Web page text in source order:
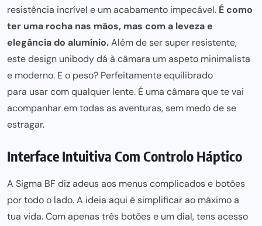
resistência incrível e um acabamento impecável. É como
ter uma rocha nas mãos, mas com a leveza e
elegância do alumínio.Além de ser super resistente,
estedesign unibody dá à câmara um aspeto minimalista
e moderno. E o peso? Perfeitamente equilibrado
para usarcom qualquer lente. É uma câmara que te vai
acompanhar em todas as aventuras, sem medo de se
estragar.
Interface Intuitiva Com Controlo Háptico
A Sigma BF diz adeus aos menus complicados e botões
por todo o lado. A ideia aqui é simplificar ao máximo a
tua vida. Com apenas três botões e um dial, tens acesso